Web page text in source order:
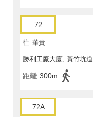
72
往 華貴
勝利工廠大廈, 黃竹坑道
距離 300m
72A